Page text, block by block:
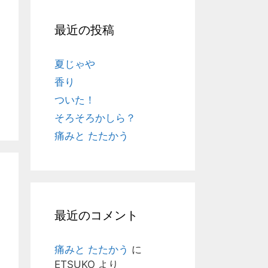
最近の投稿
夏じゃや
香り
ついた！
そろそろかしら？
痛みと たたかう
最近のコメント
痛みと たたかう に
ETSUKO より